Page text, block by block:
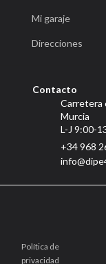
Mi garaje
Direcciones
Contacto
Carretera
Murcia
L-J 9:00-
+34 968
Política de
privacidad